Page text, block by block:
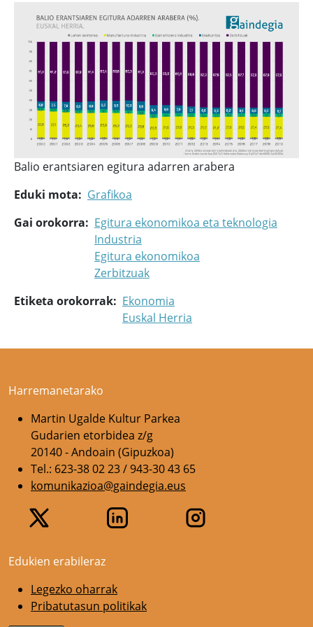
Balio erantsiaren egitura adarren arabera
Eduki mota
Grafikoa
Gai orokorra
Egitura ekonomikoa eta teknologia
Industria
Egitura ekonomikoa
Zerbitzuak
Etiketa orokorrak
Ekonomia
Euskal Herria
Harremanetarako
Martin Ugalde Kultur Parkea
Gudarien etorbidea z/g
20140 - Andoain (Gipuzkoa)
Tel.: 623-38 02 23 / 943-30 43 65
komunikazioa@gaindegia.eus
Edukien erabileraz
Legezko oharrak
Pribatutasun politikak